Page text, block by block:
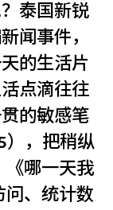
泰国新锐
闻事件，
的生活片
点滴往往
的敏感笔
），把稍纵
《哪一天我
问、统计数